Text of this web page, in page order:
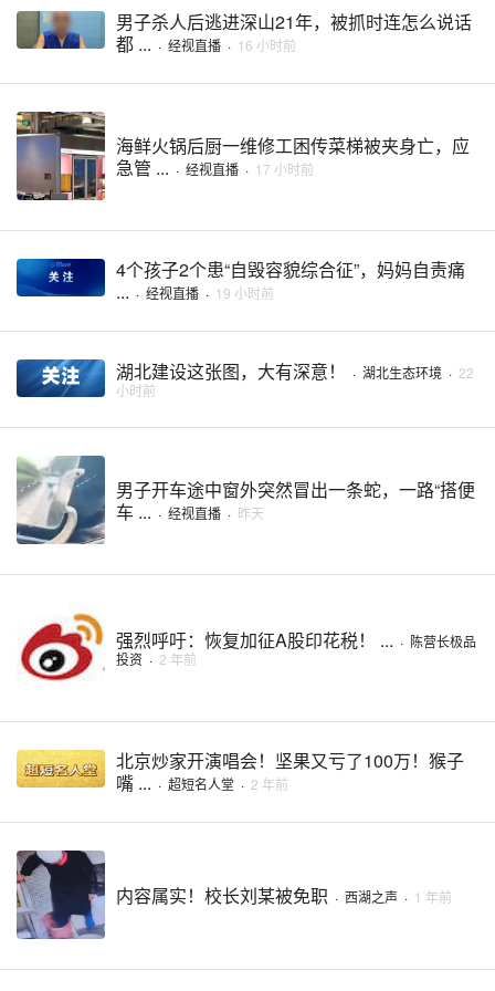
男子杀人后逃进深山21年，被抓时连怎么说话
都 ... · 经视直播 · 16 小时前
海鲜火锅后厨一维修工困传菜梯被夹身亡，应
急管 ... · 经视直播 · 17 小时前
4个孩子2个患“自毁容貌综合征”，妈妈自责痛
... · 经视直播 · 19 小时前
湖北建设这张图，大有深意！ · 湖北生态环境 · 22
小时前
男子开车途中窗外突然冒出一条蛇，一路“搭便
车 ... · 经视直播 · 昨天
强烈呼吁：恢复加征A股印花税！ ... · 陈营长极品
投资 · 2 年前
北京炒家开演唱会！坚果又亏了100万！猴子
嘴 ... · 超短名人堂 · 2 年前
内容属实！校长刘某被免职 · 西湖之声 · 1 年前